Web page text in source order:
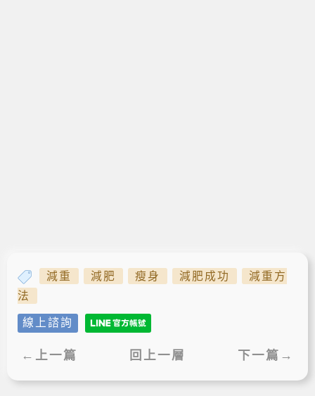
減重 減肥 瘦身 減肥成功
減重方
法
線上諮詢
←上一篇 回上一層 下一篇→